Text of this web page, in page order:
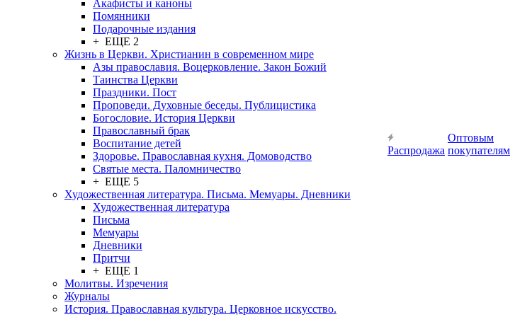
Акафисты и каноны
Помянники
Подарочные издания
+ ЕЩЕ 2
Жизнь в Церкви. Христианин в современном мире
Азы православия. Воцерковление. Закон Божий
Таинства Церкви
Праздники. Пост
Проповеди. Духовные беседы. Публицистика
Богословие. История Церкви
Православный брак
Воспитание детей
Здоровье. Православная кухня. Домоводство
Святые места. Паломничество
+ ЕЩЕ 5
Художественная литература. Письма. Мемуары. Дневники
Художественная литература
Письма
Мемуары
Дневники
Притчи
+ ЕЩЕ 1
Молитвы. Изречения
Журналы
История. Православная культура. Церковное искусство.
Распродажа
Оптовым
покупателям